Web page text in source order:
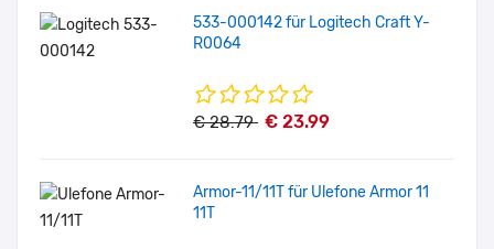
533-000142 für Logitech Craft Y-
R0064
€ 28.79 € 23.99
Armor-11/11T für Ulefone Armor 11
11T